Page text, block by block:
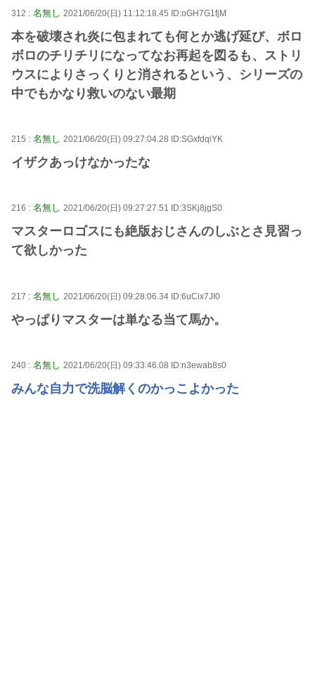
312 : 名無し 2021/06/20(日) 11:12:18.45 ID:oGH7G1fjM
本を破壊され炎に包まれても何とか逃げ延び、ボロ
ボロのチリチリになってなお再起を図るも、ストリ
ウスによりさっくりと消されるという、シリーズの
中でもかなり救いのない最期
215 : 名無し 2021/06/20(日) 09:27:04.28 ID:SGxfdqiYK
イザクあっけなかったな
216 : 名無し 2021/06/20(日) 09:27:27.51 ID:3SKj8jgS0
マスターロゴスにも絶版おじさんのしぶとさ見習っ
て欲しかった
217 : 名無し 2021/06/20(日) 09:28:06.34 ID:6uCix7JI0
やっぱりマスターは単なる当て馬か。
240 : 名無し 2021/06/20(日) 09:33:46.08 ID:n3ewab8s0
みんな自力で洗脳解くのかっこよかった